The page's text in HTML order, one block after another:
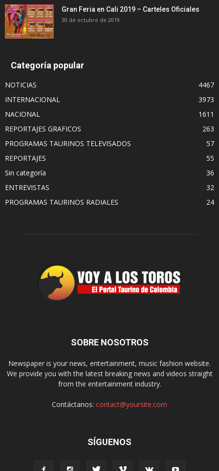
Gran Feria en Cali 2019 – Carteles Oficiales
30 de octubre de 2019
Categoría popular
NOTICIAS
4467
INTERNACIONAL
3973
NACIONAL
1611
REPORTAJES GRAFICOS
263
PROGRAMAS TAURINOS TELEVISADOS
57
REPORTAJES
55
Sin categoría
36
ENTREVISTAS
32
PROGRAMAS TAURINOS RADIALES
24
SOBRE NOSOTROS
Newspaper is your news, entertainment, music fashion website.
We provide you with the latest breaking news and videos straight
from the entertainment industry.
Contáctanos: contact@yoursite.com
SÍGUENOS